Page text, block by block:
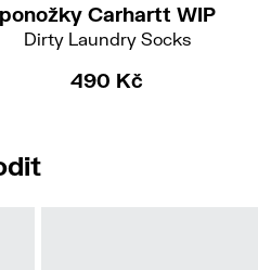
ponožky Carhartt WIP
Dirty Laundry Socks
490 Kč